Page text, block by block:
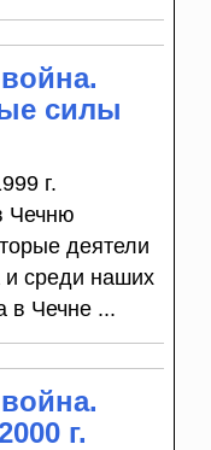
силы
г.
Чечню
деятели
и среди наших
в Чечне ...
г.